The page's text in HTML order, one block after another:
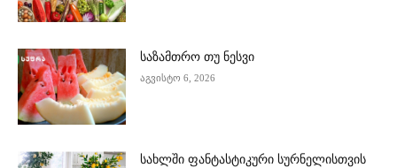
საზამთრო თუ ნესვი
აგვისტო 6, 2026
სახლში ფანტასტიკური სურნელისთვის